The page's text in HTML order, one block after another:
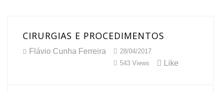
CIRURGIAS E PROCEDIMENTOS
Flávio Cunha Ferreira
28/04/2017
543 Views
Like